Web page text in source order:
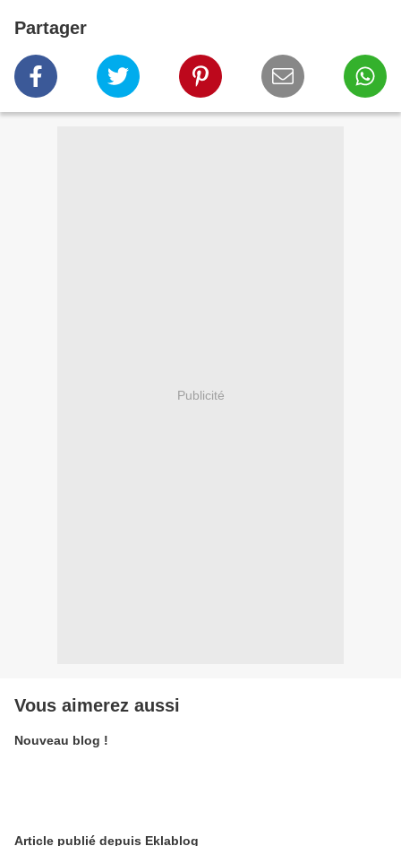
Partager
Publicité
Vous aimerez aussi
Nouveau blog !
Article publié depuis Eklablog